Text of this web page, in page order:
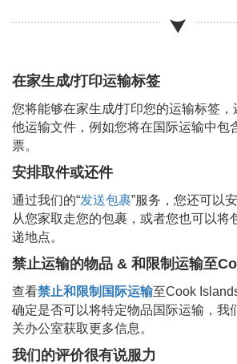
在家生成/打印运输标签
您将能够在家生成/打印您的运输标签
他运输文件，例如您将在国际运输中包
票。
安排取件或还件
通过我们的“发送包裹”服务，您还可以
从您家取走您的包裹，或者您也可以将
递地点。
禁止运输的物品 & 和限制运输至
查看禁止和限制国际运输至Cook
确定是否可以将特定物品国际运输，我
关办公室获取更多信息。
我们的评价很有说服力